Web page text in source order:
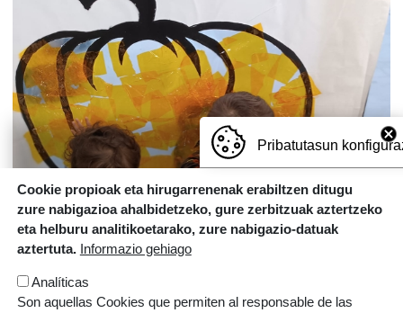
Pribatutasun
Cookie propioak eta hirugarrenenak erabiltzen ditugu
zure nabigazioa ahalbidetzeko, gure zerbitzuak aztertzeko
eta helburu analitikoetarako, zure nabigazio-datuak
aztertuta. Informazio gehiago
Analíticas
Son aquellas Cookies que permiten al responsable de las